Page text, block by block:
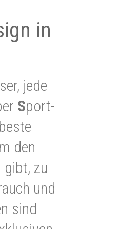
in
jede
Sport-
den
zu
und
sind